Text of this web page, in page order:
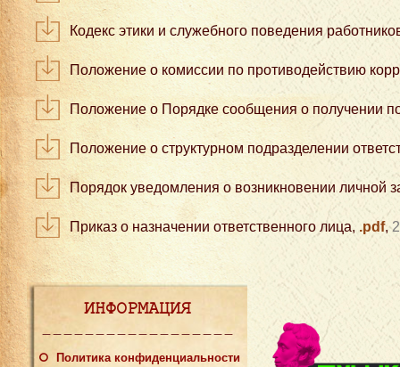
Кодекс этики и служебного поведения
Положение о комиссии по противодействию
Положение о Порядке сообщения о получении
Положение о структурном подразделении
Порядок уведомления о возникновении личной
Приказ о назначении ответственного лица, .pdf,
ИНФОРМАЦИЯ
Политика конфиденциальности